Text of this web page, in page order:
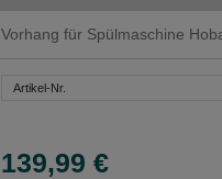
Vorhang für Spülmaschine
Artikel-Nr.
139,99 €